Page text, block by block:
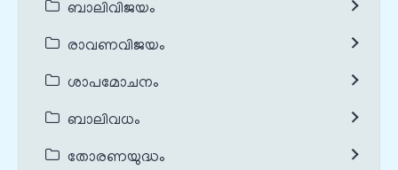
ബാലിവിജയം
രാവണവിജയം
ശാപമോചനം
ബാലിവധം
തോരണയുദ്ധം